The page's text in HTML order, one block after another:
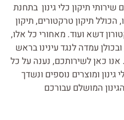
תיקון כלי גינון בתחנת
תיקון טרקטורים, תיקון
דשא ועוד. מאחורי כל אלו,
ובכולן עמדה לנגד עינינו בראש
כאן לשירותכם, נענה על כל
ומוצרים נוספים ונשדך
המושלם עבורכם